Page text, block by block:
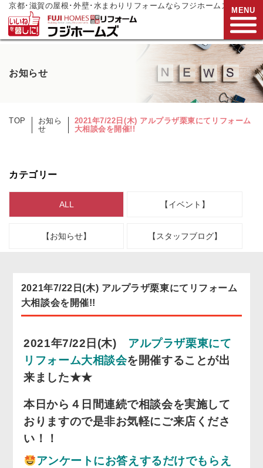
京都･滋賀の屋根･外壁･水まわりリフォームならフジホームズ
お電話でご相談
0120-272-833
営業時間:9:00～17:00水曜日定休
HOME
現場リポート
リフォーム支援制度
お客様の声
協力業者募集
無料お見積り お問い合わせ
MENU
お知らせ
TOP
お知ら
せ
2021年7/22日(木) アルプラザ栗東にてリフォーム
大相談会を開催!!
カテゴリー
ALL 【イベント】
【お知らせ】 【スタッフブログ】
2021年7/22日(木) アルプラザ栗東にてリフォーム
大相談会を開催!!
2021年7/22日(木) アルプラザ栗東にて
リフォーム大相談会を開催することが出
来ました★★
本日から４日間連続で相談会を実施して
おりますので是非お気軽にご来店くださ
い！！
アンケートにお答えするだけでもらえ